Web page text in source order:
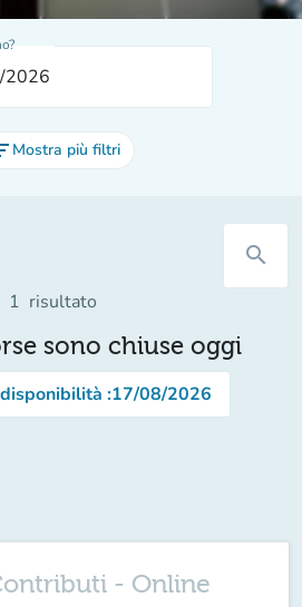
Mostra più filtri
search
1 risultato
sono chiuse oggi
:17/08/2026
- Online